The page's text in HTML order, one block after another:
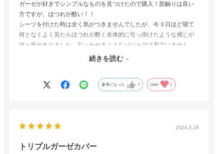
ガーゼが好きでシンプルなものを見つけたので購入！肌触りは良い
方ですが、ほつれが酷い！！
シーツを付けた時は全く気がつきませんでしたが、今３日ほど寝て
何となくよく見たらほつれが酷く全体的に引っ掛けたような感じが
何ヶ所かありました。引っかかるようなパジャマは着ていません
し、爪も伸びてるわけでもありません。長く糸が出てる所もあれば
続きを読む
参考になった 0 Like! 0
2024.5.28
トリプルガーゼカバー